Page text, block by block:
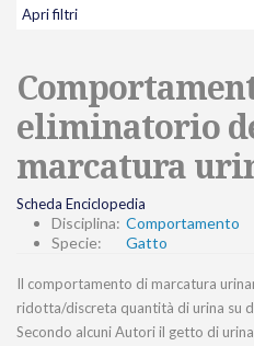
Apri filtri
eliminatorio
marcatura
Scheda Enciclopedia
Disciplina: Comportamento
Specie:
Gatto
Il comportamento di marcatura
ridotta/discreta quantità di urina su
Secondo alcuni Autori il getto di